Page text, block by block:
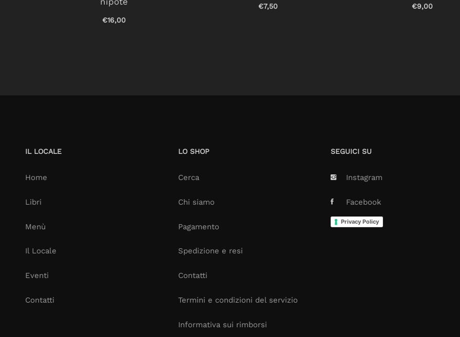
€16,00
€7,50 €9,00
IL LOCALE
Home
Libri
Menù
Il Locale
Eventi
Contatti
LO SHOP
Cerca
Chi siamo
Pagamento
Spedizione e resi
Contatti
Termini e condizioni del servizio
Informativa sui rimborsi
SEGUICI SU
Instagram
Facebook
Privacy Policy